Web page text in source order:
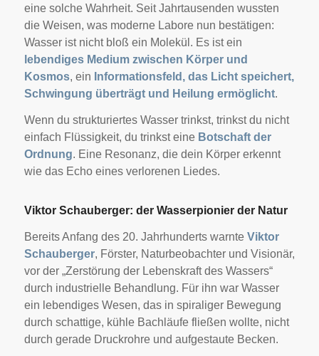
eine solche Wahrheit. Seit Jahrtausenden wussten
die Weisen, was moderne Labore nun bestätigen:
Wasser ist nicht bloß ein Molekül. Es ist ein
lebendiges Medium zwischen Körper und
Kosmos, ein Informationsfeld, das Licht speichert,
Schwingung überträgt und Heilung ermöglicht.
Wenn du strukturiertes Wasser trinkst, trinkst du nicht
einfach Flüssigkeit, du trinkst eine Botschaft der
Ordnung. Eine Resonanz, die dein Körper erkennt
wie das Echo eines verlorenen Liedes.
Viktor Schauberger: der Wasserpionier der Natur
Bereits Anfang des 20. Jahrhunderts warnte Viktor
Schauberger, Förster, Naturbeobachter und Visionär,
vor der „Zerstörung der Lebenskraft des Wassers“
durch industrielle Behandlung. Für ihn war Wasser
ein lebendiges Wesen, das in spiraliger Bewegung
durch schattige, kühle Bachläufe fließen wollte, nicht
durch gerade Druckrohre und aufgestaute Becken.